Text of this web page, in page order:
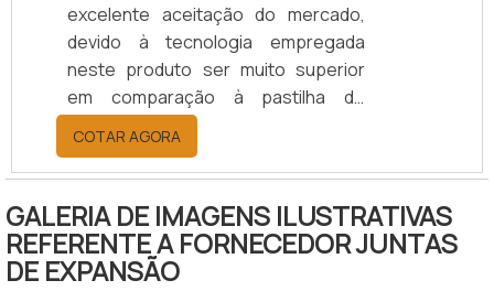
excelente aceitação do mercado,
devido à tecnologia empregada
neste produto ser muito superior
em comparação à pastilha de
metálica. A escolha pela pastilha de
freio garante maior segurança ao
funcionamento do carro, pois a
principal função das pastilha de freio
é garantir uma frenagem mais
segura.Vantagens do produto
COTAR AGORA
GALERIA DE IMAGENS ILUSTRATIVAS
REFERENTE A FORNECEDOR JUNTAS
DE EXPANSÃO